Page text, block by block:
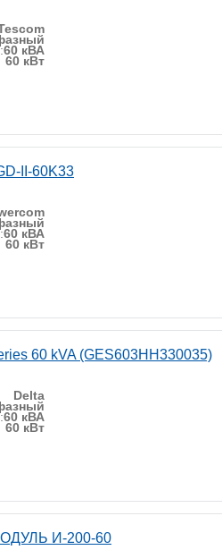
60 кВА
60 кВт
II-60K33
60 кВА
60 кВт
60 kVA (GES603HH330035)
Delta
60 кВА
60 кВт
И-200-60